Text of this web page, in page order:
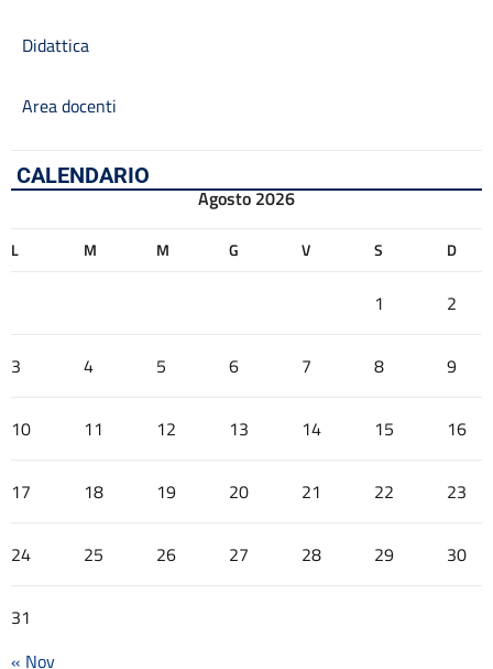
Didattica
Area docenti
CALENDARIO
Agosto 2026
L M M G V S D
1 2
3 4 5 6 7 8 9
10 11 12 13 14 15 16
17 18 19 20 21 22 23
24 25 26 27 28 29 30
31
« Nov